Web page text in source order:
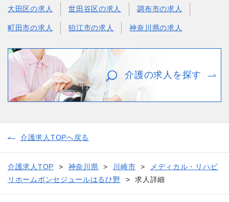
大田区の求人 世田谷区の求人 調布市の求人
町田市の求人 狛江市の求人 神奈川県の求人
介護の求人を探す
介護求人TOPへ戻る
介護求人TOP 神奈川県 川崎市
メディカル・リハビ
リホームボンセジュールはるひ野
求人詳細